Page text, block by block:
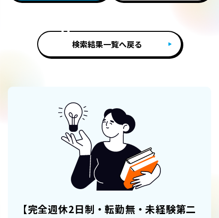
検索結果一覧へ戻る
【完全週休2日制・転勤無・未経験第二